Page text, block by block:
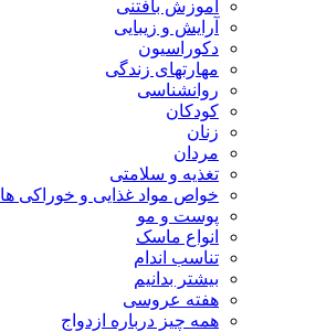
آموزش بافتنی
آرایش و زیبایی
دکوراسیون
مهارتهای زندگی
روانشناسی
کودکان
زنان
مردان
تغذیه و سلامتی
خواص مواد غذایی و خوراکی ها
پوست و مو
انواع ماسک
تناسب اندام
بیشتر بدانیم
هفته عروسی
همه چیز درباره ازدواج